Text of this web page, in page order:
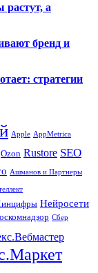
а
бренд и
стратегии
Apple AppMetrica
Ozon Rustore SEO
Ашманов и Партнеры
Нейросети
Сбер